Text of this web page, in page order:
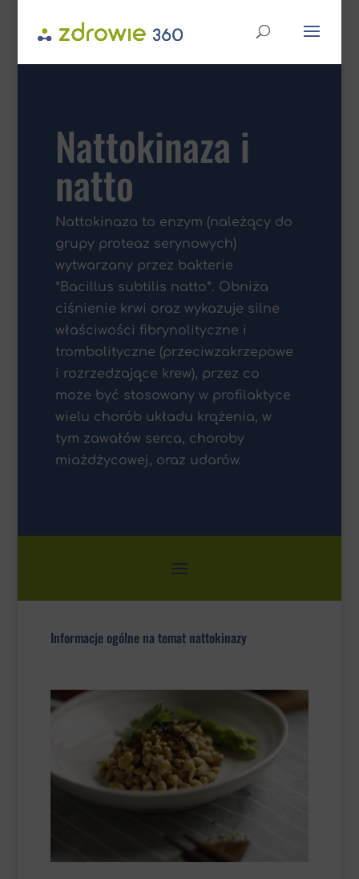
Nattokinaza i
natto
Nattokinaza to enzym (należący do
grupy proteaz serynowych)
wytwarzany przez bakterie
*Bacillus subtilis natto*. Obniża
ciśnienie krwi oraz wykazuje silne
właściwości fibrynolityczne i
trombolityczne (przeciwzakrzepowe
i rozrzedzające krew), przez co
może być stosowany w profilaktyce
wielu chorób układu krążenia, w
tym zawałów serca, choroby
miażdżycowej, oraz udarów.
Informacje ogólne na temat nattokinazy